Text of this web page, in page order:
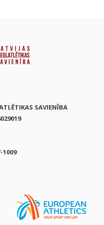
SAVIENĪBA
1009